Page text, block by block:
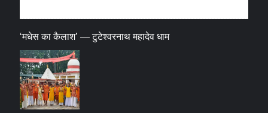
‘मधेस का कैलाश’ — टुटेश्वरनाथ महादेव धाम